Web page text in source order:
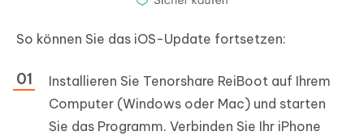
So können Sie das iOS-Update fortsetzen:
Installieren Sie Tenorshare ReiBoot auf Ihrem
Computer (Windows oder Mac) und starten
Sie das Programm. Verbinden Sie Ihr iPhone